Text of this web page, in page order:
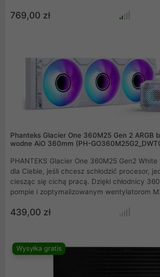
wentylatory SL-INF w formacie 120 mm
chłodzenie. AiO posiada trzy wymienne
pozwalają dostosować wygląd systemu
769,00 zł
Phanteks Glacier One 360M25 Gen 2 ARGB
wodne AiO 360mm (PH-
PHANTEKS Glacier One 360M25 Gen2
dla Ciebie, jeśli chcesz schłodzić procesor,
ciesząc się cichą pracą. Dzięki chłodnicy
pompie i zoptymalizowanym wentylatorom
podkreśla Twoją konfigurację.
439,00 zł
Wysyłka gratis